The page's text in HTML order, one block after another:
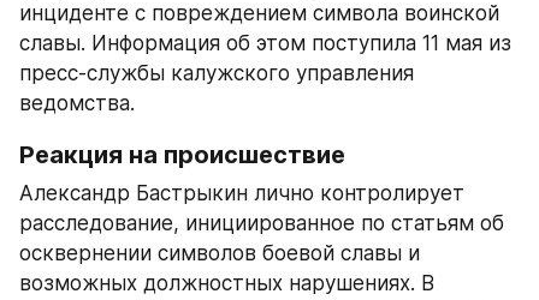
инциденте с повреждением символа воинской
славы. Информация об этом поступила 11 мая из
пресс-службы калужского управления
ведомства.
Реакция на происшествие
Александр Бастрыкин лично контролирует
расследование, инициированное по статьям об
осквернении символов боевой славы и
возможных должностных нарушениях. В